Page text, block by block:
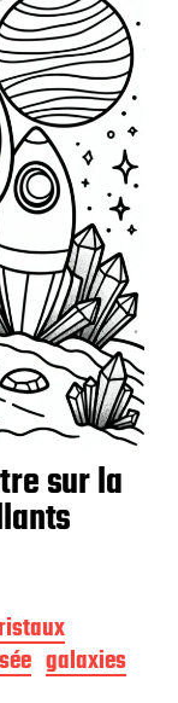
sur la
galaxies